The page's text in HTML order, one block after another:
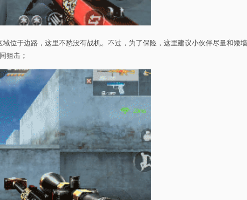
位于边路，这里不愁没有战机。不过，为了保险，这里建议小伙伴尽量和矮
狙击；